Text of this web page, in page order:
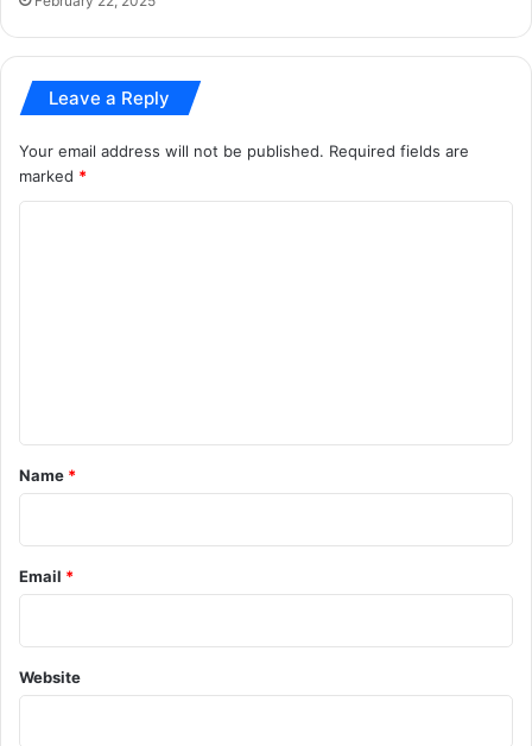
Leave a Reply
Your email address will not be published. Required fields are
marked *
*
Name *
Email *
Website